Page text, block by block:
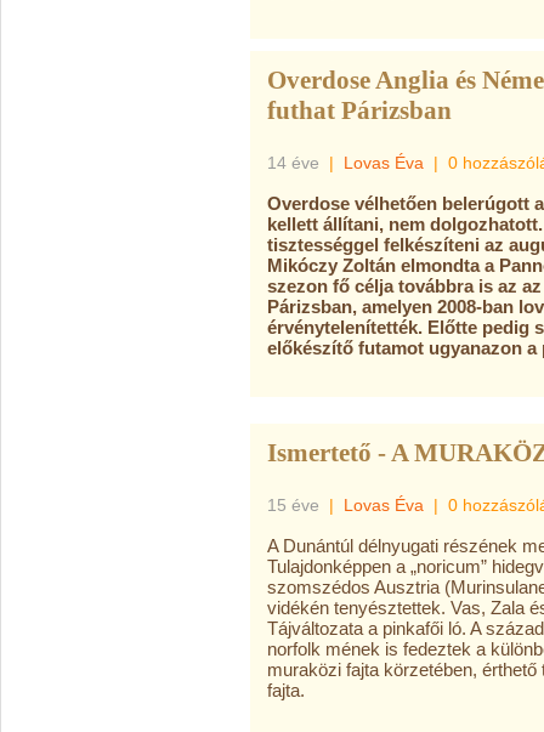
Overdose Anglia és
futhat Párizsban
14 éve | Lovas Éva | 0
Overdose vélhetően belerúgott
kellett állítani, nem
tisztességgel felkészíteni az
Mikóczy Zoltán elmondta a
szezon fő célja továbbra is az
Párizsban, amelyen 2008-ban
érvénytelenítették. Előtte pedig
előkészítő futamot ugyanazon a
Ismertető - A
15 éve | Lovas Éva | 0
A Dunántúl délnyugati részének
Tulajdonképpen a „noricum”
szomszédos Ausztria
vidékén tenyésztettek. Vas, Zala
Tájváltozata a pinkafői ló. A
norfolk mének is fedeztek a
muraközi fajta körzetében,
fajta.